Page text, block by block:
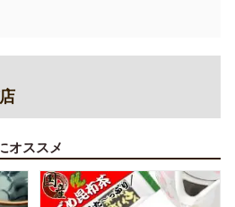
オススメ